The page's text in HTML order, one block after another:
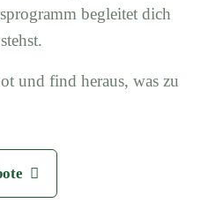
begleitet dich
und find heraus, was zu